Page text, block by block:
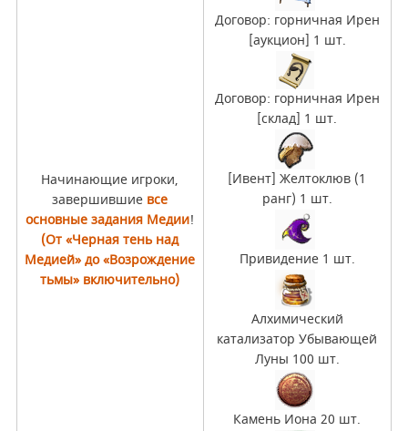
Начинающие игроки,
завершившие все
основные задания Медии!
(От «Черная тень над
Медией» до «Возрождение
тьмы» включительно)
Договор: горничная Ирен
[аукцион] 1 шт.
Договор: горничная Ирен
[склад] 1 шт.
[Ивент] Желтоклюв (1
ранг) 1 шт.
Привидение 1 шт.
Алхимический
катализатор Убывающей
Луны 100 шт.
Камень Иона 20 шт.